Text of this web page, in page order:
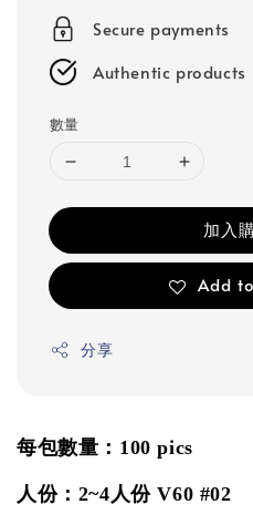
Secure payments
Authentic products
數量
加入
Add
分享
每包數量：100 pics
人份：2~4人份 V60 #02